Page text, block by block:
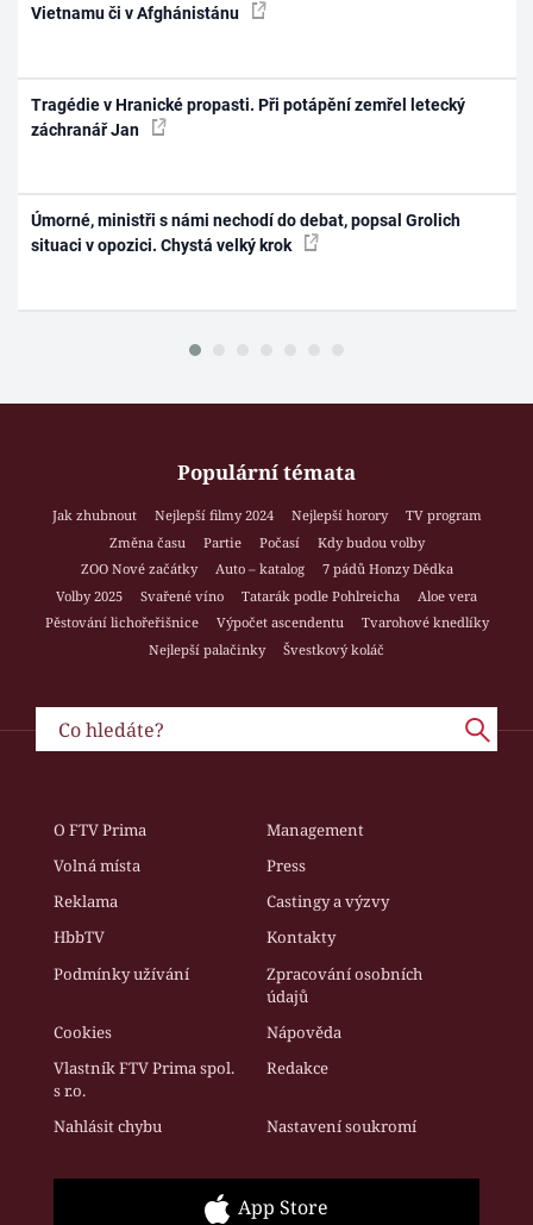
Vietnamu či v Afghánistánu
Tragédie v Hranické propasti. Při potápění zemřel letecký
záchranář Jan
Úmorné, ministři s námi nechodí do debat, popsal Grolich
situaci v opozici. Chystá velký krok
Populární témata
Jak zhubnout Nejlepší filmy 2024 Nejlepší horory
TV program
Změna času
Partie Počasí
Kdy budou volby
ZOO Nové začátky
Auto – katalog
7 pádů Honzy Dědka
Volby 2025
Svařené víno Tatarák podle Pohlreicha
Aloe vera
Pěstování lichořeřišnice
Výpočet ascendentu
Tvarohové knedlíky
Nejlepší palačinky
Švestkový koláč
O FTV Prima
Management
Volná místa
Press
Reklama
Castingy a výzvy
HbbTV
Kontakty
Podmínky užívání
Zpracování osobních
údajů
Cookies
Nápověda
Vlastník FTV Prima spol.
s r.o.
Redakce
Nahlásit chybu Nastavení soukromí
App Store